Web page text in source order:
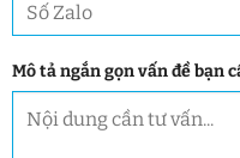
Mô tả ngắn gọn vấn đề bạn